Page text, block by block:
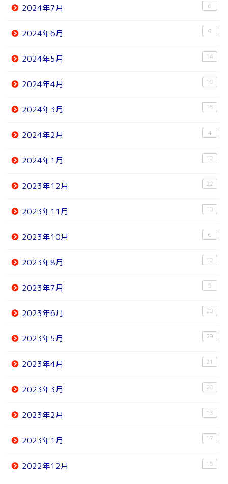
2024年7月 6
2024年6月 9
2024年5月 14
2024年4月 10
2024年3月 15
2024年2月 4
2024年1月 12
2023年12月 22
2023年11月 10
2023年10月 6
2023年8月 12
2023年7月 5
2023年6月 20
2023年5月 29
2023年4月 21
2023年3月 20
2023年2月 13
2023年1月 17
2022年12月 15